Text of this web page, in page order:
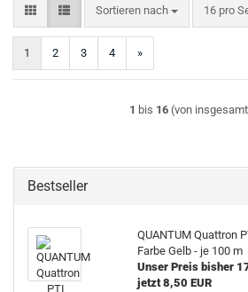
Sortieren nach
Sortieren nach 16 pro
pro Seite
1 2 3 4 »
1 bis 16 (von insgesamt
Bestseller
QUANTUM Quattron
Farbe Gelb - je 100 m
Unser Preis bisher
jetzt 8,50 EUR